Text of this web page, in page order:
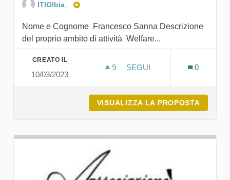
ITIOlbia_
Nome e Cognome Francesco Sanna Descrizione
del proprio ambito di attività Welfare...
CREATO IL
10/03/2023
9 9 SOSTENITORI
SEGUI
0
VISUALIZZA LA PROPOSTA